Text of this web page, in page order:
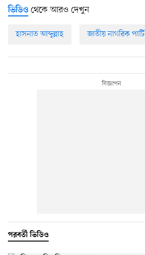
ভিডিও থেকে আরও দেখুন
হাসনাত আব্দুল্লাহ জাতীয় নাগরিক পার্টি
পরবর্তী ভিডিও